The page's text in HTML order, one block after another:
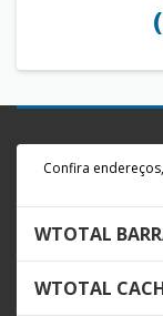
Confira
WTOTAL
WTOTAL